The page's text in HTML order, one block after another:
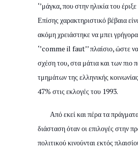
‘’μάγκα, που στην ηλικία του έριξε
Επίσης χαρακτηριστικό βέβαια
ακόμη χρειάστηκε να μπει
‘’comme il faut’’ πλαίσιο, ώστε
σχέση του, στα μάτια και των πιο
τμημάτων της ελληνικής
47% στις εκλογές του 1993.
Από εκεί και πέρα τα
διάσταση όταν οι επιλογές στην
πολιτικού κινούνται εκτός